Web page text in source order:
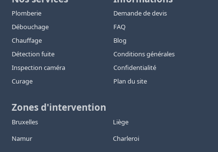
Plomberie
Débouchage
Chauffage
Détection fuite
Inspection caméra
Curage
Demande de devis
FAQ
Blog
Conditions générales
Confidentialité
Plan du site
Zones d'intervention
Bruxelles
Liège
Namur
Charleroi